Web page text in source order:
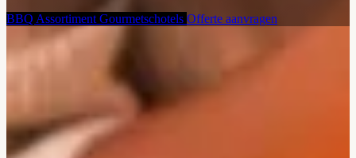
BBQ Assortiment Gourmetschotels Offerte aanvragen